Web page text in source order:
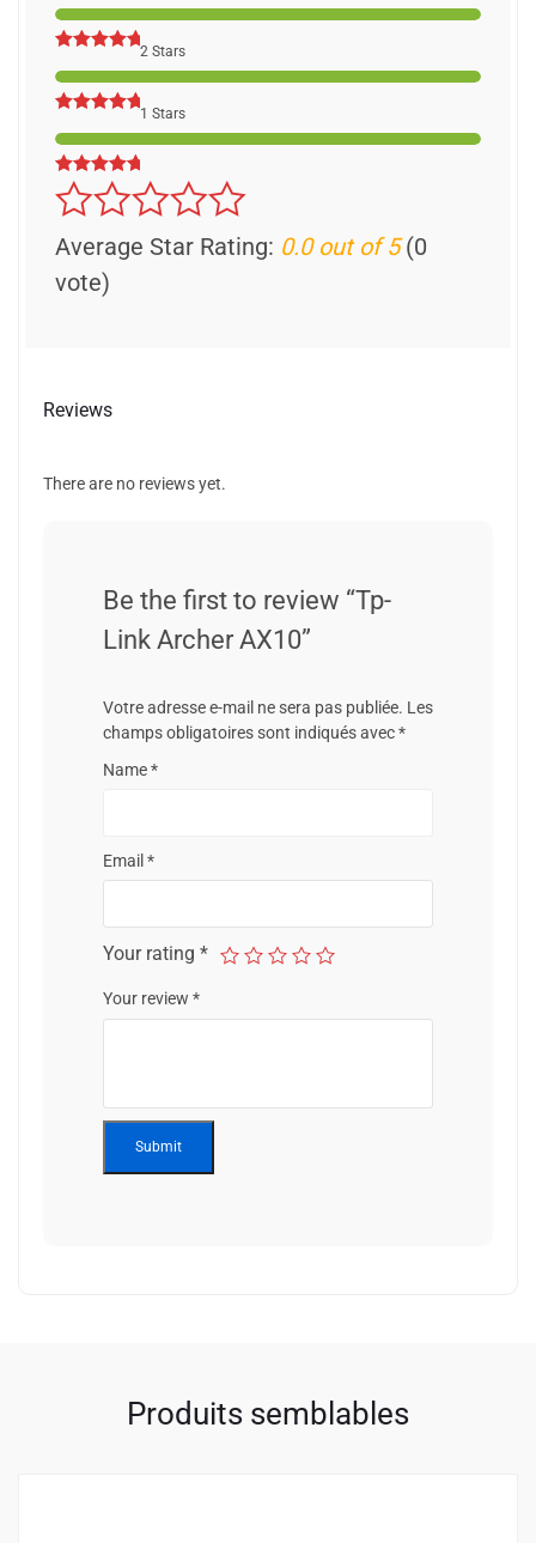
2 Stars
1 Stars
Average Star Rating: 0.0 out of 5(0
vote)
Reviews
There are no reviews yet.
Be the first to review “Tp-
Link Archer AX10”
Votre adresse e-mail ne sera pas publiée. Les
champs obligatoires sont indiqués avec*
Name*
Email *
Your rating *
Your review *
Produits semblables